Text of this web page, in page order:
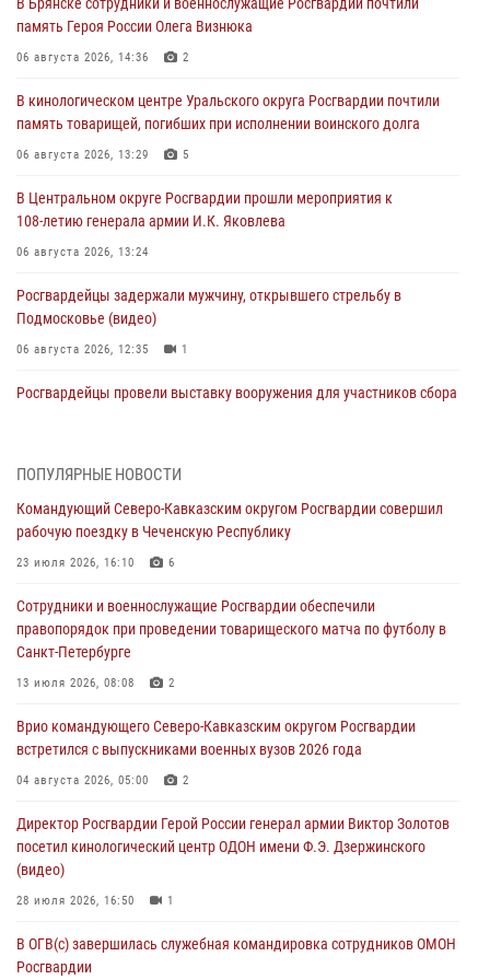
память Героя России Олега Визнюка
06 августа 2026, 14:36 2
В кинологическом центре Уральского округа Росгвардии почтили
память товарищей, погибших при исполнении воинского долга
06 августа 2026, 13:29 5
В Центральном округе Росгвардии прошли мероприятия к
108‑летию генерала армии И.К. Яковлева
06 августа 2026, 13:24
Росгвардейцы задержали мужчину, открывшего стрельбу в
Подмосковье (видео)
06 августа 2026, 12:35 1
Росгвардейцы провели выставку вооружения для участников сбора
второй годовщине вторжения ВСУ на территорию области
06 августа 2026, 11:56
угрожавшего подростку травматическим пистолетом
06 августа 2026, 11:33 1
В Зауралье при содействии СОБР Росгвардии ликвидирована
06 августа 2026, 11:27
В Москве росгвардейцы задержали троих мужчин, устроивших
06 августа 2026, 11:20 1
ПОПУЛЯРНЫЕ НОВОСТИ
Командующий Северо-Кавказским округом Росгвардии совершил
рабочую поездку в Чеченскую Республику
23 июля 2026, 16:10 6
Сотрудники и военнослужащие Росгвардии обеспечили
правопорядок при проведении товарищеского матча по футболу в
Санкт-Петербурге
13 июля 2026, 08:08 2
Врио командующего Северо-Кавказским округом Росгвардии
встретился с выпускниками военных вузов 2026 года
04 августа 2026, 05:00 2
Директор Росгвардии Герой России генерал армии Виктор Золотов
посетил кинологический центр ОДОН имени Ф.Э. Дзержинского
(видео)
28 июля 2026, 16:50 1
В ОГВ(с) завершилась служебная командировка сотрудников ОМОН
Росгвардии